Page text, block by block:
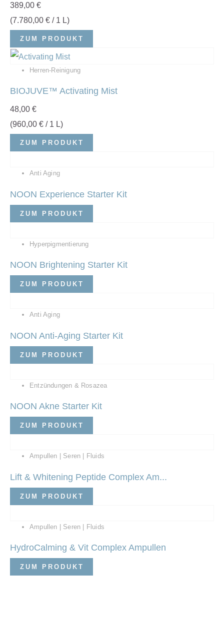
389,00 €
(7.780,00 € / 1 L)
ZUM PRODUKT
Herren-Reinigung
BIOJUVE™ Activating Mist
48,00 €
(960,00 € / 1 L)
ZUM PRODUKT
Anti Aging
NOON Experience Starter Kit
ZUM PRODUKT
Hyperpigmentierung
NOON Brightening Starter Kit
ZUM PRODUKT
Anti Aging
NOON Anti-Aging Starter Kit
ZUM PRODUKT
Entzündungen & Rosazea
NOON Akne Starter Kit
ZUM PRODUKT
Ampullen | Seren | Fluids
Lift & Whitening Peptide Complex Am...
ZUM PRODUKT
Ampullen | Seren | Fluids
HydroCalming & Vit Complex Ampullen
ZUM PRODUKT